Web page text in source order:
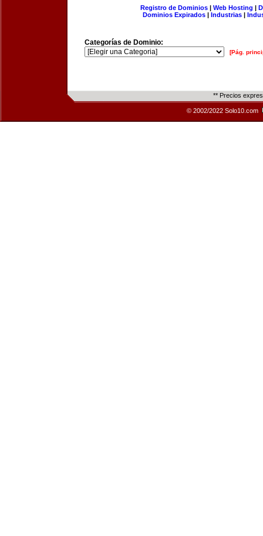
Registro de Dominios| Web Hosting |
Dominios Expirados | Industrias |
Categorías de Dominio:
[Pág.
** Precios
© 2002/2022 Solo10.com